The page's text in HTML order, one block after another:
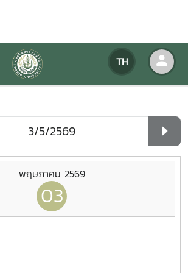
TH
รมของหน่วยงาน
มของหน่วยงาน
พฤษภาคม 2569
03